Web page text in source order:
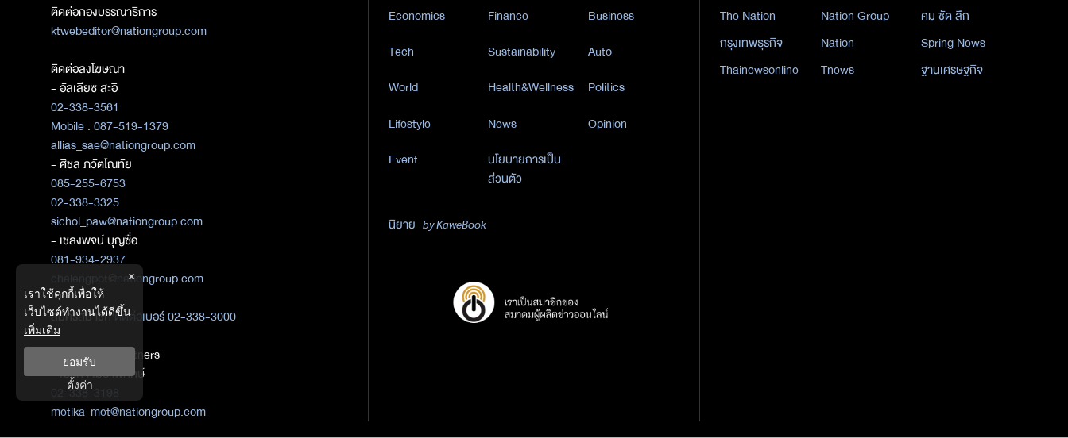
ติดต่อกองบรรณาธิการ
ktwebeditor@nationgroup.com
ติดต่อลงโฆษณา
- อัลเลียซ สะอิ
02-338-3561
Mobile : 087-519-1379
allias_sae@nationgroup.com
- ศิชล ภวัตโณทัย
085-255-6753
02-338-3325
sichol_paw@nationgroup.com
- เชลงพจน์ บุญซื่อ
081-934-2937
chalengpot@nationgroup.com
สมัครสมาชิกติดต่อเบอร์ 02-338-3000
ติดต่อ Media Partners
- เมธิกา เมธาพิทักษ์
02-338-3198
metika_met@nationgroup.com
Economics Finance
Business
Tech
Sustainability
Auto
World
Health&Wellness
Politics
Lifestyle
News
Opinion
Event
นโยบายการเป็น
ส่วนตัว
นิยาย by KaweBook
The Nation Nation Group
คม ชัด ลึก
กรุงเทพธุรกิจ
Nation
Spring News
Thainewsonline
Tnews ฐานเศรษฐกิจ
×
เราใช้คุกกี้เพื่อให้
เว็บไซต์ทำงานได้ดีขึ้น
เพิ่มเติม
ยอมรับ
ตั้งค่า